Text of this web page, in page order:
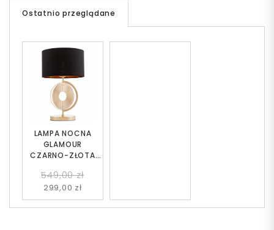
Ostatnio przeglądane
LAMPA NOCNA
GLAMOUR
CZARNO-ZŁOTA
549,00 zł
299,00 zł